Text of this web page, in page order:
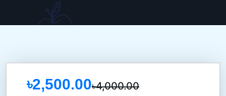
৳2,500.00৳4,000.00